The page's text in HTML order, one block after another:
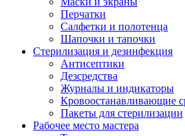
Перчатки
Салфетки и полотенца
Шапочки и тапочки
Стерилизация и дезинфекция
Антисептики
Дезсредства
Журналы и индикаторы
Кровоостанавливающие
Пакеты для стерилизации
Рабочее место мастера